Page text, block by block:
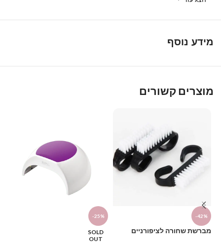
מידע נוסף
מוצרים קשורים
-42%
מברשת שחורה לציפורניים
-25%
SOLD
OUT